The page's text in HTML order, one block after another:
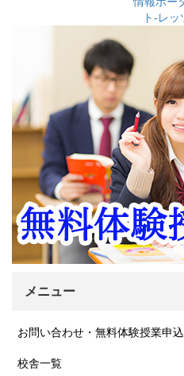
メニュー
お問い合わせ・無料体験授業申込
校舎一覧